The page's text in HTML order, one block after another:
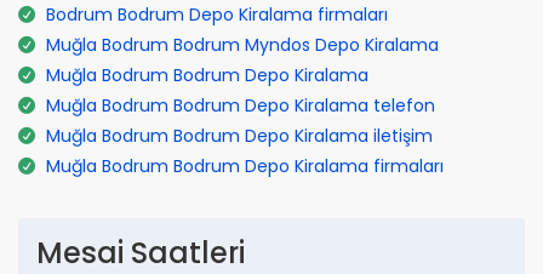
Bodrum Bodrum Depo Kiralama firmaları
Muğla Bodrum Bodrum Myndos Depo Kiralama
Muğla Bodrum Bodrum Depo Kiralama
Muğla Bodrum Bodrum Depo Kiralama telefon
Muğla Bodrum Bodrum Depo Kiralama iletişim
Muğla Bodrum Bodrum Depo Kiralama firmaları
Mesai Saatleri